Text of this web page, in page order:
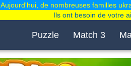
Puzzle Match 3
Aujourd'hui, de nombreuses familles
Ils ont besoin de votre